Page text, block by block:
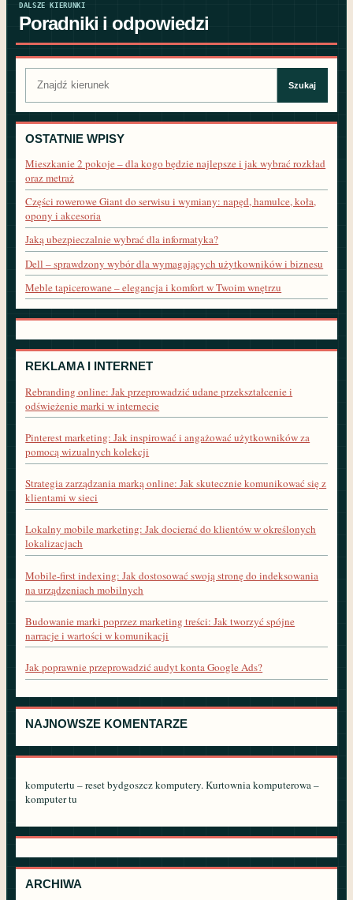
DALSZE KIERUNKI
Poradniki i odpowiedzi
Szukaj:
Szukaj
OSTATNIE WPISY
Mieszkanie 2 pokoje – dla kogo będzie najlepsze i jak wybrać rozkład
oraz metraż
Części rowerowe Giant do serwisu i wymiany: napęd, hamulce, koła,
opony i akcesoria
Jaką ubezpieczalnie wybrać dla informatyka?
Dell – sprawdzony wybór dla wymagających użytkowników i biznesu
Meble tapicerowane – elegancja i komfort w Twoim wnętrzu
REKLAMA I INTERNET
Rebranding online: Jak przeprowadzić udane przekształcenie i
odświeżenie marki w internecie
Pinterest marketing: Jak inspirować i angażować użytkowników za
pomocą wizualnych kolekcji
Strategia zarządzania marką online: Jak skutecznie komunikować się z
klientami w sieci
Lokalny mobile marketing: Jak docierać do klientów w określonych
lokalizacjach
Mobile-first indexing: Jak dostosować swoją stronę do indeksowania
na urządzeniach mobilnych
Budowanie marki poprzez marketing treści: Jak tworzyć spójne
narracje i wartości w komunikacji
Jak poprawnie przeprowadzić audyt konta Google Ads?
NAJNOWSZE KOMENTARZE
komputertu – reset bydgoszcz komputery. Kurtownia komputerowa –
komputer tu
ARCHIWA